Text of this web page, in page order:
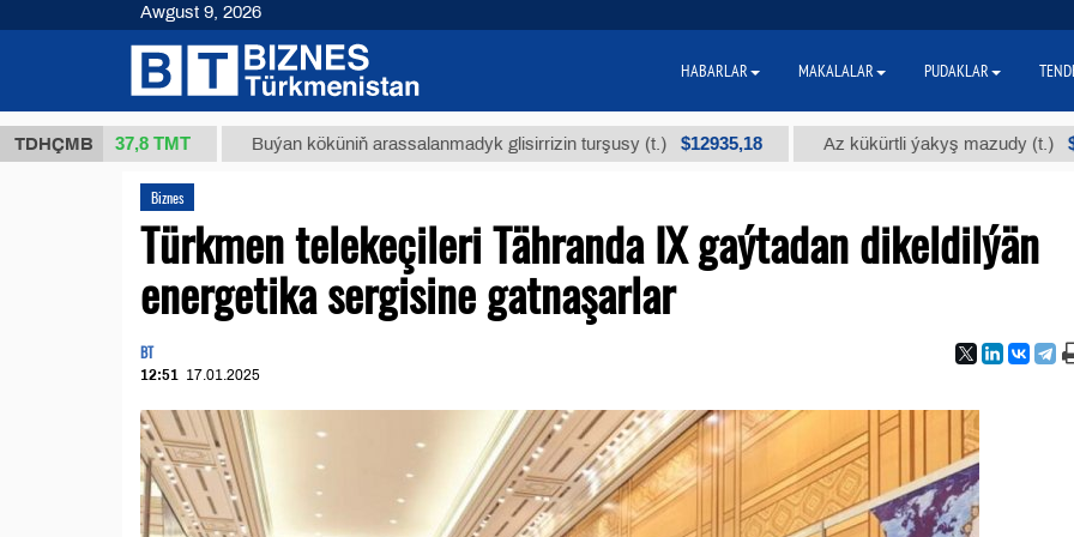
TDHÇMB
(kg.) 37,8 ТМТ Buýan köküniň arassalanmadyk glisirrizin turşusy (t.) $12935,18 Az kükürtli ýakyş mazudy (t.) $300
Biznes
Türkmen telekeçileri Tähranda IX gaýtadan dikeldilýän
energetika sergisine gatnaşarlar
BT
12:51 17.01.2025
Awgust 9, 2026
HABARLAR MAKALALAR PUDAKLAR